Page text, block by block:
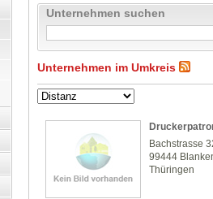
Unternehmen suchen
Unternehmen im Umkreis
Bachstrasse
99444
Thüringen